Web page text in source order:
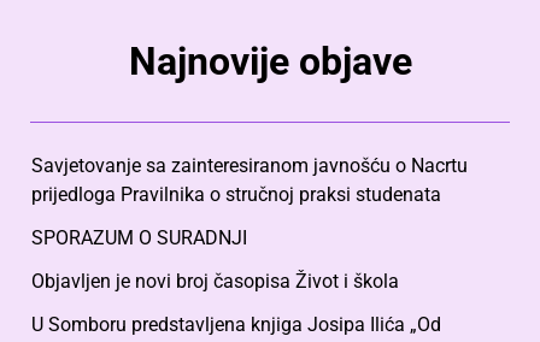
Najnovije objave
Savjetovanje sa zainteresiranom javnošću o Nacrtu
prijedloga Pravilnika o stručnoj praksi studenata
SPORAZUM O SURADNJI
Objavljen je novi broj časopisa Život i škola
U Somboru predstavljena knjiga Josipa Ilića „Od